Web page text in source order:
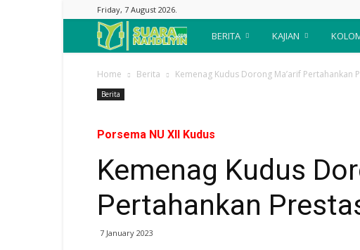
Friday, 7 August 2026.
Suara
Nahdliyin
BERITA KAJIAN
Home Berita Kemenag Kudus Dorong Ma’arif Pertahankan
Berita
Porsema NU XII Kudus
Kemenag Kudus
Pertahankan
7 January 2023